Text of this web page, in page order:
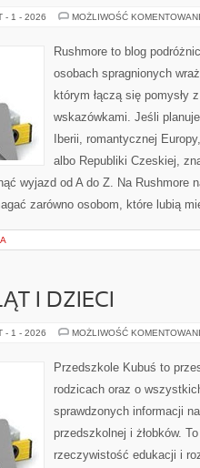
- 1 - 2026 MOŻLIWOŚĆ
Rushmore to blog
osobach spragnionych
którym łączą się pomysły
wskazówkami. Jeśli
Iberii, romantycznej
albo Republiki Czeskiej,
wyjazd od A do Z. Na Rushmore
zarówno osobom, które lubią
I DZIECI
- 1 - 2026 MOŻLIWOŚĆ
Przedszkole Kubuś to
rodzicach oraz o
sprawdzonych informacji
przedszkolnej i żłobków.
rzeczywistość edukacji i